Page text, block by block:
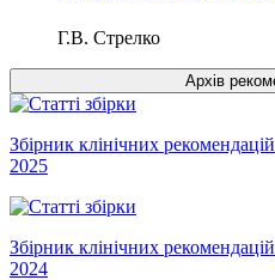
Г.В. Стрелко
Збірник клінічних рекомендацій
2025
Збірник клінічних рекомендацій
2024